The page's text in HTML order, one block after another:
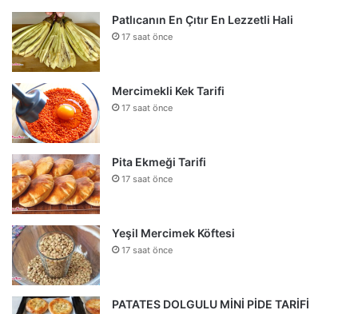
Patlıcanın En Çıtır En Lezzetli Hali
17 saat önce
Mercimekli Kek Tarifi
17 saat önce
Pita Ekmeği Tarifi
17 saat önce
Yeşil Mercimek Köftesi
17 saat önce
PATATES DOLGULU MİNİ PİDE TARİFİ